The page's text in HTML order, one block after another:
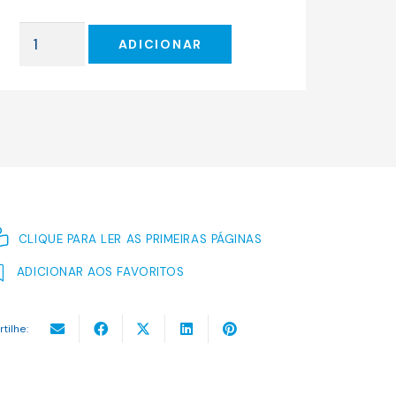
era:
9.09 €.
é:
8.18 €.
de
ADICIONAR
CLIQUE PARA LER AS PRIMEIRAS PÁGINAS
ADICIONAR AOS FAVORITOS